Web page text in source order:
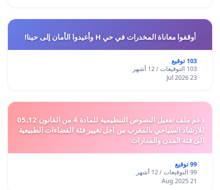
أوقفوا معاناة المخدرات في حي H وأعيدوا الأمان إلى حينا!
103 توقيع
103 التوقيعات / 12 أشهر
23 Jul 2026
دعم ملف تفعيل النصوص التنظيمية للمادة 4 من القانون 12ـ05
للارشاد السياحي بالمغرب من اجل تغيير فئة الفضاءات الطبيعية
الى فئة المدن والمدارات
99 توقيع
99 التوقيعات / 12 أشهر
21 Aug 2025